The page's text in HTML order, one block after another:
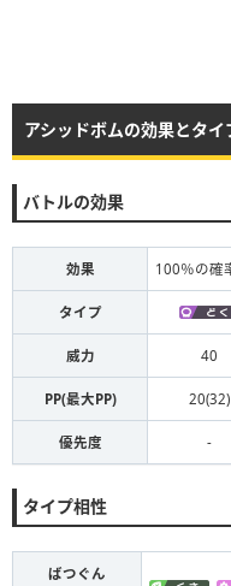
アシッドボムの効果とタイ
バトルの効果
効果 100％の確
タイプ
威力 40
PP(最大PP) 20(32)
優先度 -
タイプ相性
ばつぐん